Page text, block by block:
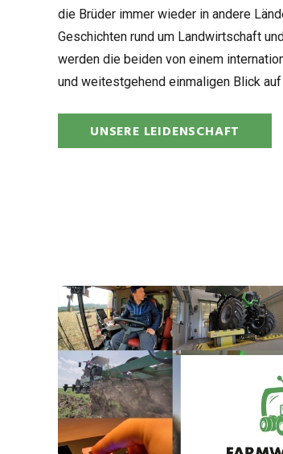
die Brü­der immer wie­der in andere
Geschich­ten rund um Land­wirt­schaft
wer­den die bei­den von einem
und wei­test­ge­hend ein­ma­li­gen Blick
UNSERE LEIDENSCHAFT